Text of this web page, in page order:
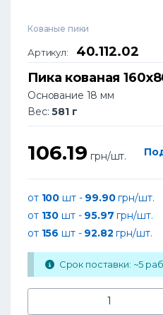
Кованые пики
Артикул:
40.112.02
Пика кованая
Основание 18 мм
Вес:581 г
106.19 грн/шт.
от 100 шт - 99.90грн/шт.
от 130 шт - 95.97 грн/шт.
от 156 шт - 92.82 грн/шт.
Срок поставки: ~5